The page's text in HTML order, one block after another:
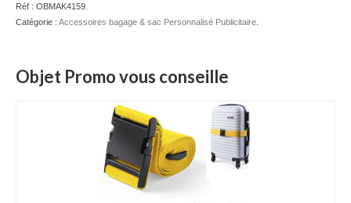
Réf : OBMAK4159
Catégorie : Accessoires bagage & sac Personnalisé Publicitaire
Objet Promo vous conseille